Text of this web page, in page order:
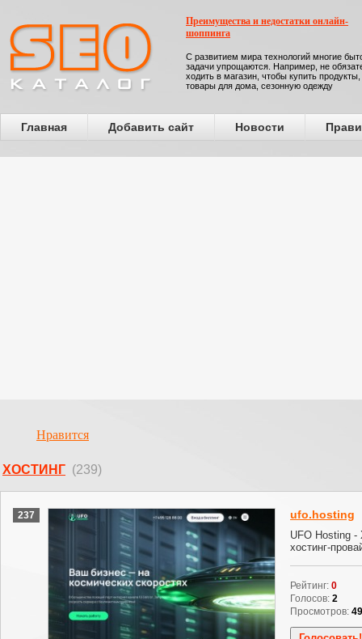
Преимущества и недостатки онлайн-
шоппинга
С развитием мира технологий многие
задачи упрощаются. Например, не
ходить в магазин, чтобы купить продукты,
товары для дома, сезонную одежду
Главная Добавить сайт Новости
Нравится
ХОСТИНГ (239)
237 ufo.hosting
UFO Hosting -
хостинг-
Рейтинг: 0
Голосов: 2
Просмотров: